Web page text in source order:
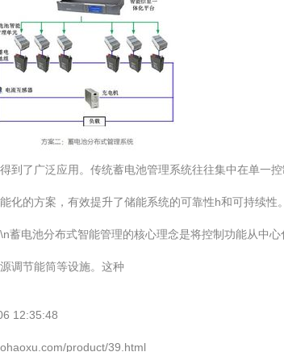
了广泛应用。传统蓄电池管理系统往往集中在单一
的方案，有效提升了储能系统的可靠性h和可持续性
电池分布式智能管理的核心理念是将控制功能从中
调节能筒等设施。这种
12:35:48
product/39.html